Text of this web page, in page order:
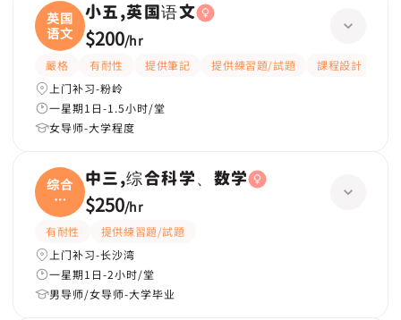
英国
语文
小五,英国语文
$200/hr
嚴格 有耐性 提供筆記 提供練習題/試題 課程設計
上门补习-粉岭
一星期1日-1.5小时/堂
女导师-大学程度
综合
科
学、
中三,综合科学、数学
$250/hr
有耐性
提供練習題/試題
上门补习-长沙湾
一星期1日-2小时/堂
男导师/女导师-大学毕业